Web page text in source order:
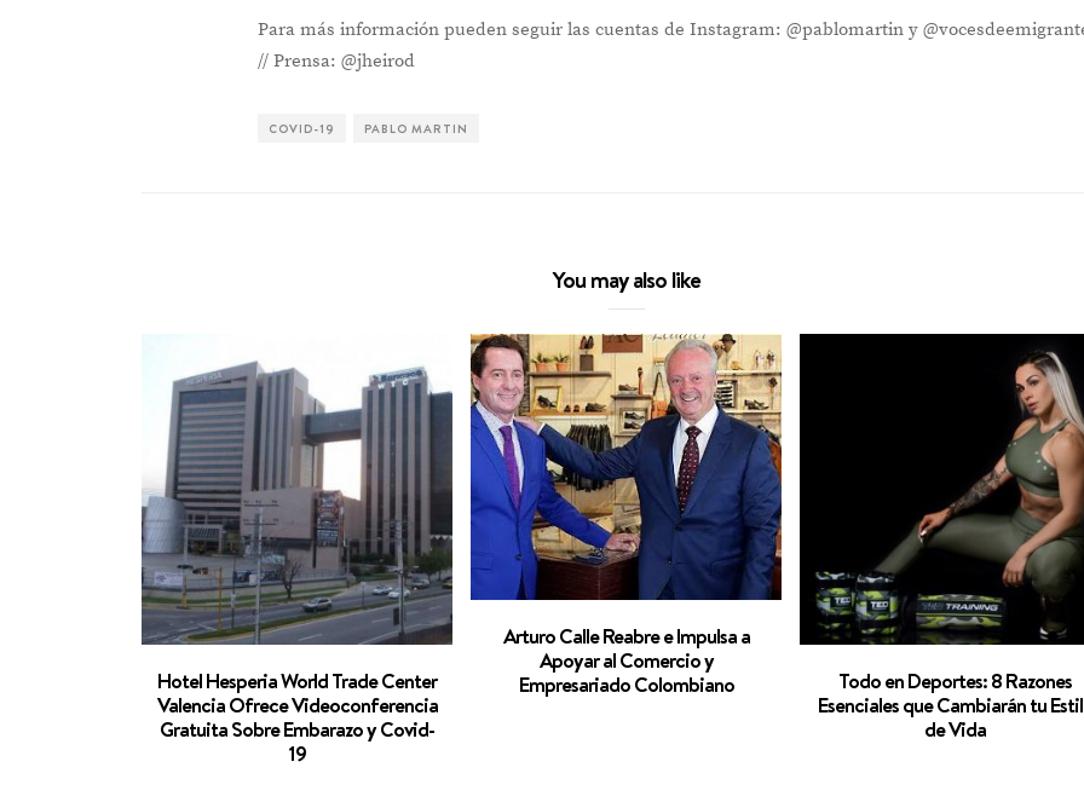
Para más información pueden seguir las cuentas de Instagram: @pablomartin y
// Prensa: @jheirod
COVID-19 PABLO MARTIN
You may also like
Hotel Hesperia World Trade Center
Valencia Ofrece Videoconferencia
Gratuita Sobre Embarazo y Covid-
19
Arturo Calle Reabre e Impulsa a
Apoyar al Comercio y
Empresariado Colombiano
Todo en Deportes: 8 Razones
Esenciales que Cambiarán tu
de Vida